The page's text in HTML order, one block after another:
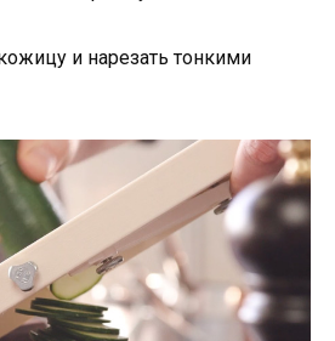
и нарезать тонкими